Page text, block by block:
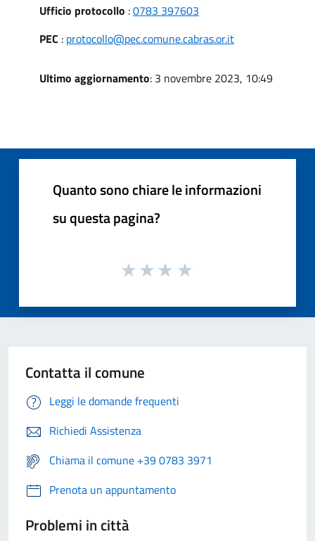
Ufficio protocollo :0783 397603
PEC : protocollo@pec.comune.cabras.or.it
Ultimo aggiornamento: 3 novembre 2023, 10:49
Quanto sono chiare le informazioni
su questa pagina?
Contatta il comune
Leggi le domande frequenti
Richiedi Assistenza
Chiama il comune +39 0783 3971
Prenota un appuntamento
Problemi in città